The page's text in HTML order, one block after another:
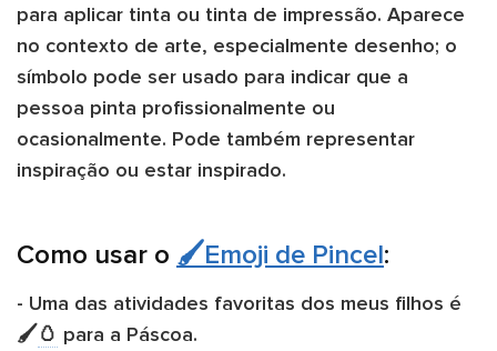
para aplicar tinta ou tinta de impressão. Aparece
no contexto de arte, especialmente desenho; o
símbolo pode ser usado para indicar que a
pessoa pinta profissionalmente ou
ocasionalmente. Pode também representar
inspiração ou estar inspirado.
Como usar o 🖌️Emoji de Pincel:
- Uma das atividades favoritas dos meus filhos é
🖌️​🥚 ​para a Páscoa.